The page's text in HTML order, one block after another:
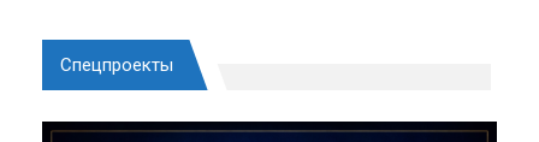
Спецпроекты